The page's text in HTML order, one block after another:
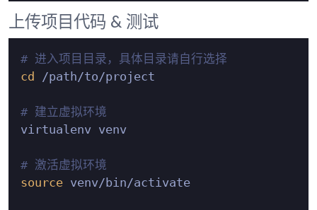
上传项目代码 & 测试
# 进入项目目录，具体目录请自行选择
cd /path/to/project
# 建立虚拟环境
virtualenv venv
# 激活虚拟环境
source venv/bin/activate